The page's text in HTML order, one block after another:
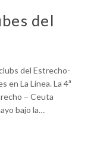
del
del Estrecho-
en La Línea. La 4ª
– Ceuta
bajo la…